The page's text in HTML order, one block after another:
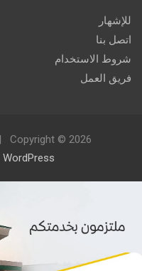
للإشهار
اتصل بنا
شروط الاستخدام
فريق العمل
Copyright © 2026
WordPress